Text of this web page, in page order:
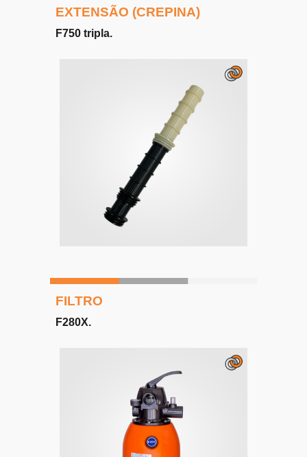
EXTENSÃO (CREPINA)
F750 tripla.
FILTRO
F280X.